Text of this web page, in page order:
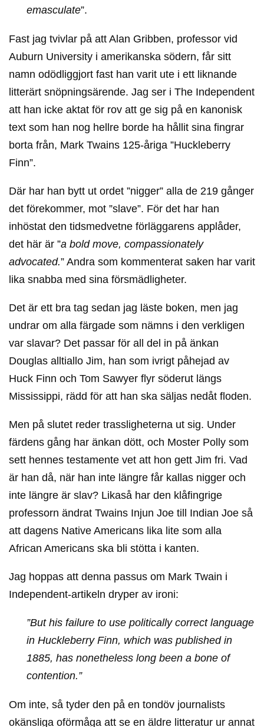
emasculate”.
Fast jag tvivlar på att Alan Gribben, professor vid
Auburn University i amerikanska södern, får sitt
namn odödliggjort fast han varit ute i ett liknande
litterärt snöpningsärende. Jag ser i The Independent
att han icke aktat för rov att ge sig på en kanonisk
text som han nog hellre borde ha hållit sina fingrar
borta från, Mark Twains 125-åriga ”Huckleberry
Finn”.
Där har han bytt ut ordet ”nigger” alla de 219 gånger
det förekommer, mot ”slave”. För det har han
inhöstat den tidsmedvetne förläggarens applåder,
det här är ”a bold move, compassionately
advocated.” Andra som kommenterat saken har varit
lika snabba med sina försmädligheter.
Det är ett bra tag sedan jag läste boken, men jag
undrar om alla färgade som nämns i den verkligen
var slavar? Det passar för all del in på änkan
Douglas alltiallo Jim, han som ivrigt påhejad av
Huck Finn och Tom Sawyer flyr söderut längs
Mississippi, rädd för att han ska säljas nedåt floden.
Men på slutet reder trassligheterna ut sig. Under
färdens gång har änkan dött, och Moster Polly som
sett hennes testamente vet att hon gett Jim fri. Vad
är han då, när han inte längre får kallas nigger och
inte längre är slav? Likaså har den klåfingrige
professorn ändrat Twains Injun Joe till Indian Joe så
att dagens Native Americans lika lite som alla
African Americans ska bli stötta i kanten.
Jag hoppas att denna passus om Mark Twain i
Independent-artikeln dryper av ironi:
”But his failure to use politically correct language
in Huckleberry Finn, which was published in
1885, has nonetheless long been a bone of
contention.”
Om inte, så tyder den på en tondöv journalists
okänsliga oförmåga att se en äldre litteratur ur annat